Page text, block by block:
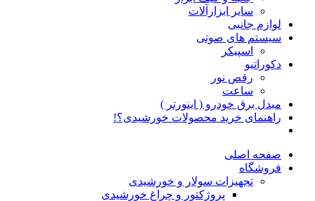
سایر ابزارآلات
لوازم جانبی
سیستم های صوتی
اسپیکر
دکوراتیو
رقص نور
ساعت
مبدل برق خودرو ( اینورتر )
راهنمای خرید محصولات خورشیدی؟!
صفحه اصلی
فروشگاه
تجهیزات سولار و خورشیدی
پروژکتور و چراغ خورشیدی